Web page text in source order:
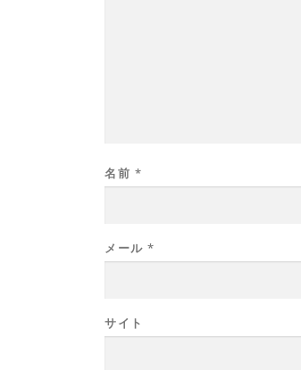
名前 *
メール *
サイト